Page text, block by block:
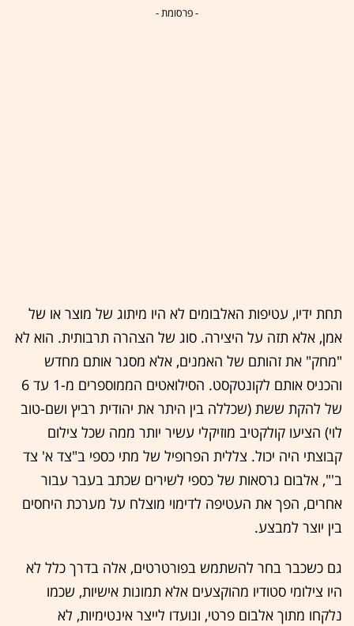
- פרסומת -
תחת ידיו, עטיפות האלבומים לא היו מיתוג של מוצר או של
אמן, אלא תזה על היצירה. סוג של הצהרה תרבותית. הוא לא
"מחק" את זהותם של האמנים, אלא מסגר אותם מחדש
והכניס אותם לקונטקסט. הסילואטים הממוספרים מ-1 עד 6
של להקת ששת (שכללה בין היתר את יהודית רביץ ושם-טוב
לוי) הציעו קולקטיב מוזיקלי עשיר יותר ממה שכל צילום
קבוצתי היה יכול. צללית הפרופיל של מתי כספי ב"צד א' צד
ב'", אלבום גרסאות של כספי לשירים שכתב בעבר עבור
אחרים, הפך את העטיפה לדימוי מוצלח על מערכת היחסים
בין יוצר למבצע.
גם כשכבר בחר להשתמש בפורטרטים, אלה בדרך כלל לא
היו צילומי סטודיו מהוקצעים אלא תמונות אישיות, שכמו
נלקחו מתוך אלבום פרטי, ונועדו לייצר אינטימיות, לא